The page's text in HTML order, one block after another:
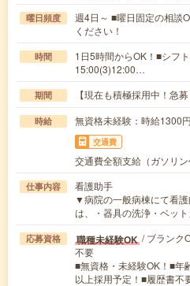
曜日頻度
週4日～ ■曜日固定の相談
ください！
時間
1日5時間からOK！■シフ
15:00(3)12:00…
期間 【現在も積極採用中！急
時給 無資格未経験：時給
交通費
交通費全額支給（ガソリン
仕事内容
看護助手
▼病院の一般病棟にて看
は、・器具の洗浄・ベッ
応募資格 職種未経験OK / ブランク
不要
■無資格・未経験OK！■年
以上採用予定！■履歴書